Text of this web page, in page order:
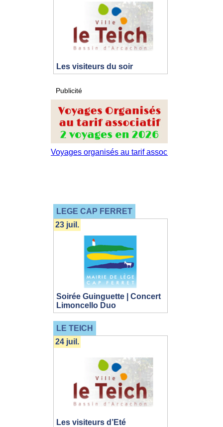
Les visiteurs du soir
Publicité
LEGE CAP FERRET
Soirée Guinguette | Concert
Limoncello Duo
23 juil.
LE TEICH
Les visiteurs d’Eté
24 juil.